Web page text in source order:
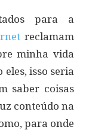
para a
reclamam
minha vida
eles, isso seria
saber coisas
conteúdo na
para onde